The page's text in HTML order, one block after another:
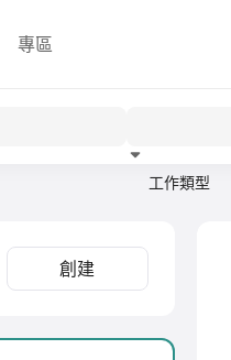
專區
工作類型
創建